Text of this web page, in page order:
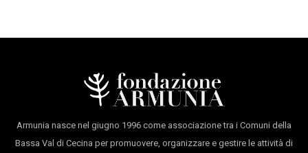
lighting designMarco Policastro
stage designZaches Teatro
co-produzione
House of IVONA; Leipzig Tanzt!
Armunia nasce nel giugno 1996 come associazione tra i Comuni della
Bassa Val di Cecina per promuovere, organizzare e gestire le attività di